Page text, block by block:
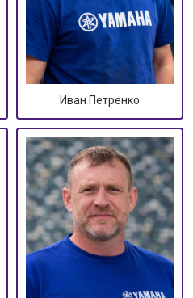
Иван Петренко